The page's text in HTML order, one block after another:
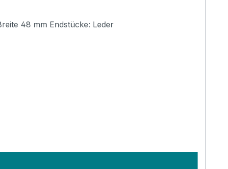
Hochwertiger Aria Gitarrengurt, handgefertigt in verschiedenen Farben. Länge 850-1500 mm (verstellbar) Breite 48 mm Endstücke: Leder